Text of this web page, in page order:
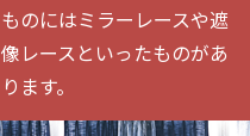
ものにはミラーレースや遮
像レースといったものがあ
ります。